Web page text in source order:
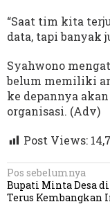
a
s
i
A
k
t
i
f
i
a
b
u
p
“Saat tim kita
data, tapi banyak
Syahwono
belum memiliki
ke depannya
organisasi. (Adv)
Post Views:
N
a
Pos sebelumnya
Bupati Minta Desa
Terus Kembangkan